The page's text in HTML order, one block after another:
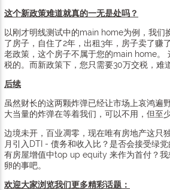
这个新政策难道就真的一无是处吗？
以刚才明线测试中的main home为例，我们
了房子，自住了2年，出租3年，房子卖了赚
老政策，这个房子不属于您的main home。
税的。而新政策下，您只需要30万交税，难
后续
虽然财长的这两颗炸弹已经让市场上哀鸿遍
大当量的炸弹在等着我们，可以不用，但至
边境未开，百业凋零，现在唯有房地产这只
月引入DTI - 债务和收入比？是否会接受绿
有房屋增值中top up equity 来作为首付？我
卵的事吧。
欢迎大家浏览我们更多精彩话题：